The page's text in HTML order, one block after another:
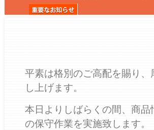
平素は格別のご高配を賜り、
し上げます。
本日よりしばらくの間、商品
の保守作業を実施致します。